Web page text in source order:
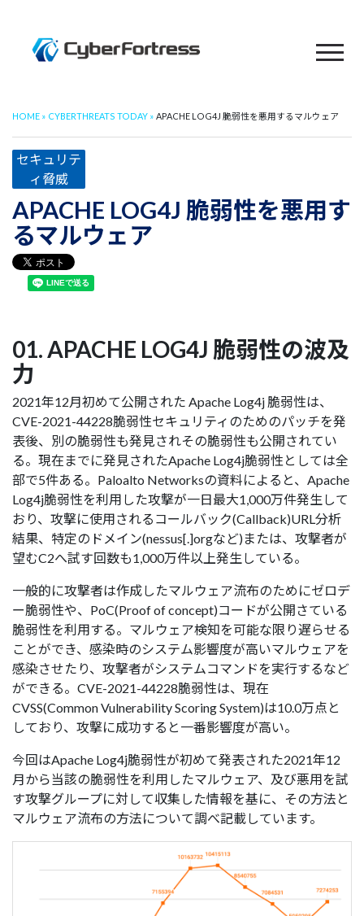
HOME CYBERTHREATS TODAY APACHE LOG4J 脆弱性を悪用するマルウェア
セキュリテ
ィ脅威
APACHE LOG4J 脆弱性を悪用す
るマルウェア
01. APACHE LOG4J 脆弱性の波及
力
2021年12月初めて公開された Apache Log4j 脆弱性は、
CVE-2021-44228脆弱性セキュリティのためのパッチを発
表後、別の脆弱性も発見されその脆弱性も公開されてい
る。現在までに発見されたApache Log4j脆弱性としては全
部で5件ある。Paloalto Networksの資料によると、Apache
Log4j脆弱性を利用した攻撃が一日最大1,000万件発生して
おり、攻撃に使用されるコールバック(Callback)URL分析
結果、特定のドメイン(nessus[.]orgなど)または、攻撃者が
望むC2へ試す回数も1,000万件以上発生している。
一般的に攻撃者は作成したマルウェア流布のためにゼロデ
ー脆弱性や、PoC(Proof of concept)コードが公開さている
脆弱性を利用する。マルウェア検知を可能な限り遅らせる
ことができ、感染時のシステム影響度が高いマルウェアを
感染させたり、攻撃者がシステムコマンドを実行するなど
ができる。CVE-2021-44228脆弱性は、現在
CVSS(Common Vulnerability Scoring System)は10.0万点と
しており、攻撃に成功すると一番影響度が高い。
今回はApache Log4j脆弱性が初めて発表された2021年12
月から当該の脆弱性を利用したマルウェア、及び悪用を試
す攻撃グループに対して収集した情報を基に、その方法と
マルウェア流布の方法について調べ記載しています。